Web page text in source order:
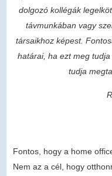
dolgozó kollégák
távmunkában vagy
társaikhoz képest.
határai, ha ezt meg
tudja
Fontos, hogy a home
Nem az a cél, hogy